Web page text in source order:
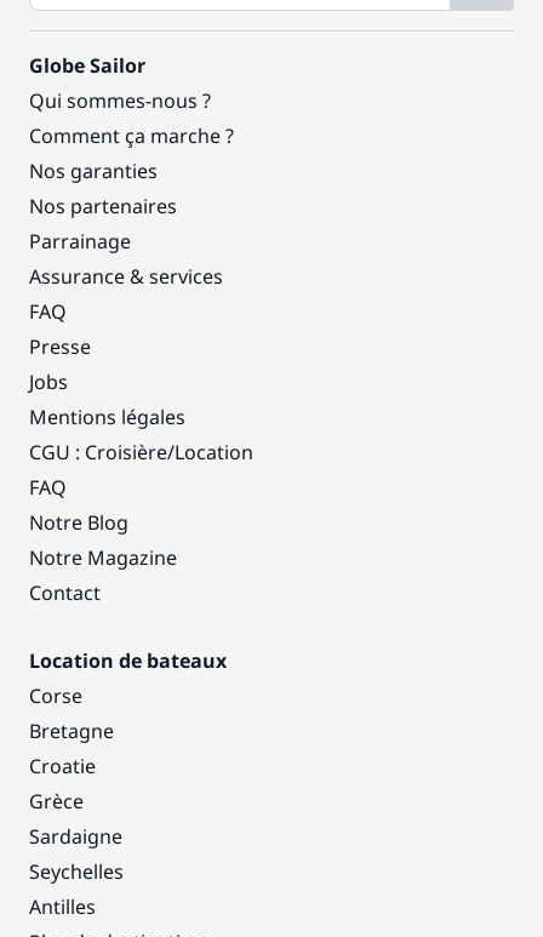
Globe Sailor
Qui sommes-nous ?
Comment ça marche ?
Nos garanties
Nos partenaires
Parrainage
Assurance & services
FAQ
Presse
Jobs
Mentions légales
CGU : Croisière/Location
FAQ
Notre Blog
Notre Magazine
Contact
Location de bateaux
Corse
Bretagne
Croatie
Grèce
Sardaigne
Seychelles
Antilles